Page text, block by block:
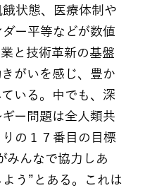
状態、医療体制や
ー平等などが数値
と技術革新の基盤
がいを感じ、豊か
いる。中でも、深
ー問題は全人類共
の１７番目の目標
みんなで協力しあ
う”とある。これは